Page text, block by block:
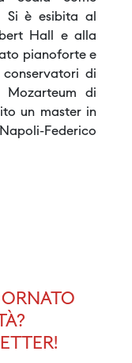
Si è esibita al
Hall e alla
pianoforte e
conservatori di
di
un master in
Federico